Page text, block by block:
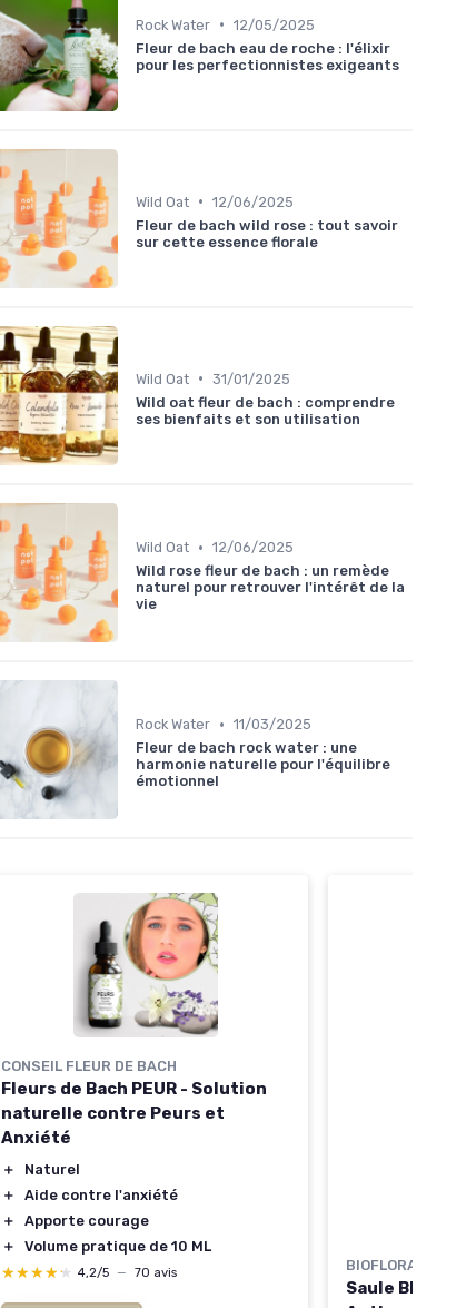
Rock Water • 12/05/2025
Fleur de bach eau de roche : l'élixir
pour les perfectionnistes exigeants
Wild Oat • 12/06/2025
Fleur de bach wild rose : tout savoir
sur cette essence florale
Wild Oat • 31/01/2025
Wild oat fleur de bach : comprendre
ses bienfaits et son utilisation
Wild Oat • 12/06/2025
Wild rose fleur de bach : un remède
naturel pour retrouver l'intérêt de la
vie
Rock Water • 11/03/2025
Fleur de bach rock water : une
harmonie naturelle pour l'équilibre
émotionnel
CONSEIL FLEUR DE BACH
Fleurs de Bach PEUR - Solution
naturelle contre Peurs et
Anxiété
＋
Naturel
＋
Aide contre l'anxiété
＋
Apporte courage
＋
Volume pratique de 10 ML
★★★★★
★★★★★ 4,2/5 — 70 avis BIOFLORAL
Saule BIO -